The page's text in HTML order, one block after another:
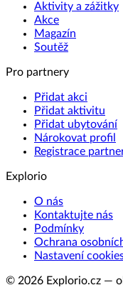
Aktivity a zážitky
Akce
Magazín
Soutěž
Pro partnery
Přidat akci
Přidat aktivitu
Přidat ubytování
Nárokovat profil
Registrace
Explorio
O nás
Kontaktujte nás
Podmínky
Ochrana
Nastavení
© 2026 Explorio.cz —